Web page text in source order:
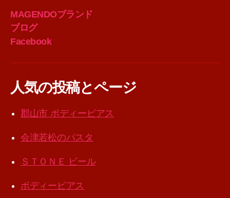
MAGENDOブランド
ブログ
Facebook
人気の投稿とページ
郡山市 ボディーピアス
会津若松のパスタ
ＳＴＯＮＥ ビール
ボディーピアス